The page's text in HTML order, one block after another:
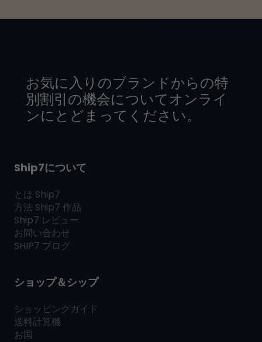
お気に入りのブランドからの特
別割引の機会についてオンライ
ンにとどまってください。
Ship7について
とは Ship7
方法 Ship7 作品
Ship7 レビュー
お問い合わせ
SHIP7 ブログ
ショップ＆シップ
ショッピングガイド
送料計算機
お国